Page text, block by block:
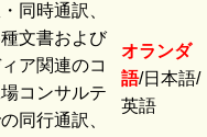
同時通訳、
文書および
ア関連のコ
コンサルテ
同行通訳、
オランダ
語/日本語/
英語